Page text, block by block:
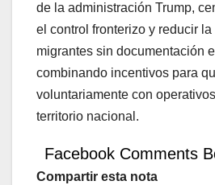
de la administración Trump,
el control fronterizo y reducir
migrantes sin documentación
combinando incentivos para
voluntariamente con
territorio nacional.
Facebook Comments
Compartir esta nota